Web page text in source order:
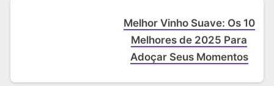
Melhor Vinho Suave: Os 10
Melhores de 2025 Para
Adoçar Seus Momentos